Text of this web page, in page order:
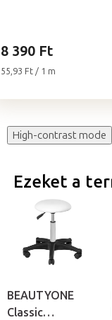
8 390 Ft
Egységár:
55,93 Ft / 1 m
High-contrast mode
Ezeket a
BEAUTYONE
Classic